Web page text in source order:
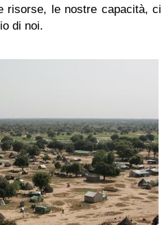
risorse, le nostre capacità, ci
di noi.